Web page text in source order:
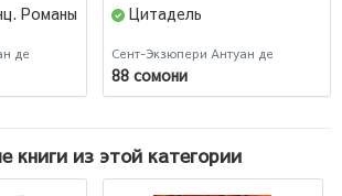
Романы
де
Цитадель
Сент-Экзюпери Антуан де
88 сомони
книги из этой категории